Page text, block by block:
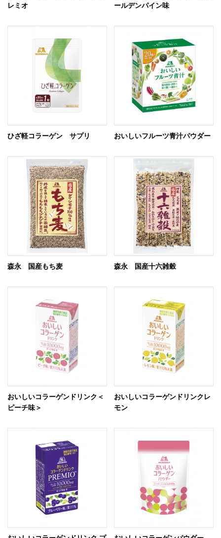
レミオ
ールデンパイン味
ひざ軽コラーゲン サプリ おいしいフルーツ青汁パウダー
森永 国産もち麦 森永 国産十六雑穀
おいしいコラーゲンドリンク＜
ピーチ味＞
おいしいコラーゲンドリンクレ
モン